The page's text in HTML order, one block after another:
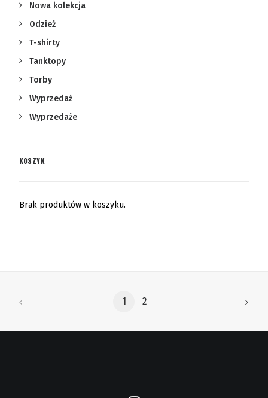
Nowa kolekcja
Odzież
T-shirty
Tanktopy
Torby
Wyprzedaż
Wyprzedaże
KOSZYK
Brak produktów w koszyku.
1 2